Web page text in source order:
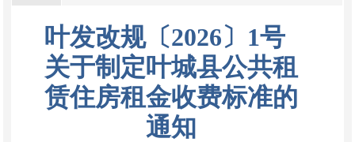
叶发改规〔2026〕1号
关于制定叶城县公共租
赁住房租金收费标准的
通知